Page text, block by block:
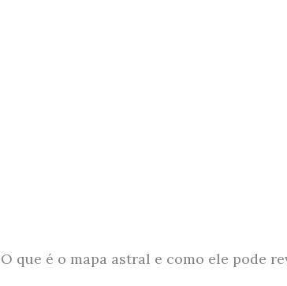
O que é o mapa astral e como ele pode